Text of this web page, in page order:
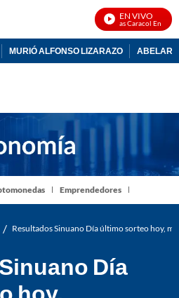
EN VIVO
Noticias Caracol En Vivo
MURIÓ ALFONSO LIZARAZO
Emprendedores
/ Resultados Sinuano Día último sorteo hoy,
Día
hoy,